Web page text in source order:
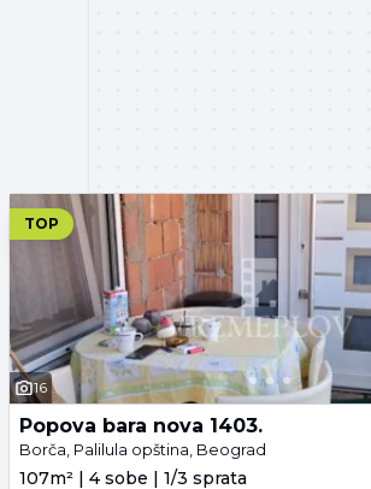
TOP
16
Popova bara nova 1403.
Borča, Palilula opština, Beograd
107m² | 4 sobe | 1/3 sprata